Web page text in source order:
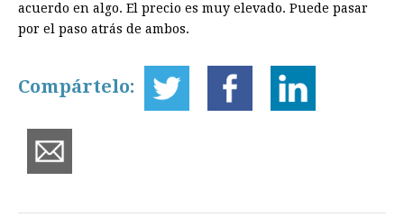
acuerdo en algo. El precio es muy elevado. Puede pasar
por el paso atrás de ambos.
Compártelo: